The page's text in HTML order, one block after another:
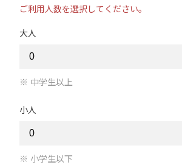
ご利用人数を選択してください。
大人
中学生以上
小人
小学生以下